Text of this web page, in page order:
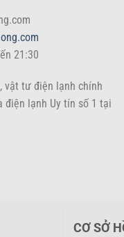
điều chỉnh hướng gió
dàn nóng điều hòa có
môi trường sống thoải
gió nóng được điều
năng đáng kể.
với thiết kế hiện đại và
21:30
vật tư điện lạnh chính
điện lạnh Uy tín số 1 tại
CƠ SỞ